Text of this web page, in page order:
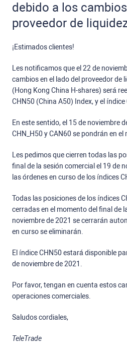
debido a los
proveedor de
¡Estimados clientes!
Les notificamos que el 22 de
cambios en el lado del proveedor de
(Hong Kong China H-shares) será
CHN50 (China A50) Index, y el índice
En este sentido, el 15 de noviembre
СHN_H50 y CAN60 se pondrán en el
Les pedimos que cierren todas las
final de la sesión comercial el 19 de
las órdenes en curso de los índices
Todas las posiciones de los índices
cerradas en el momento del final de
noviembre de 2021 se cerrarán
en curso se eliminarán.
El índice CHN50 estará disponible
de noviembre de 2021.
Por favor, tengan en cuenta estos
operaciones comerciales.
Saludos cordiales,
TeleTrade